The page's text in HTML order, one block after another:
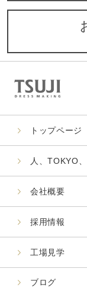
トップページ
人、TOKYO
会社概要
採用情報
工場見学
ブログ